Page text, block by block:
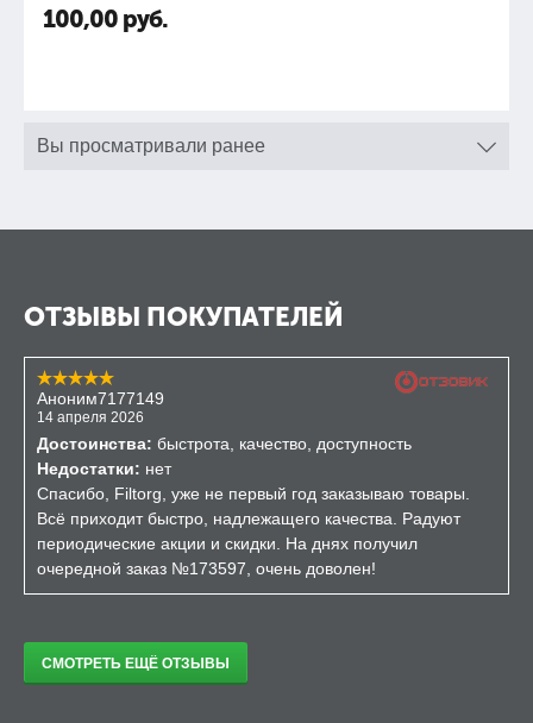
100,00 руб.
Вы просматривали ранее
ОТЗЫВЫ ПОКУПАТЕЛЕЙ
Аноним7177149
14 апреля 2026
Достоинства: быстрота, качество, доступность
Недостатки: нет
Спасибо, Filtorg, уже не первый год заказываю товары.
Всё приходит быстро, надлежащего качества. Радуют
периодические акции и скидки. На днях получил
очередной заказ №173597, очень доволен!
СМОТРЕТЬ ЕЩЁ ОТЗЫВЫ